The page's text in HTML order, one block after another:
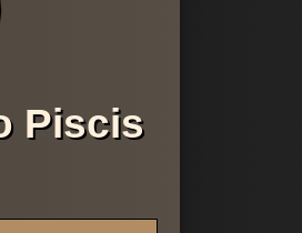
Piscis